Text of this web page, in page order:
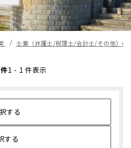
士業（弁護士/税理士/会計士/その他）の
1 - 1 件表示
する
する